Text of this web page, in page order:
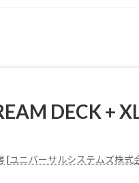
DECK +
[ユニバーサルシステムズ株式